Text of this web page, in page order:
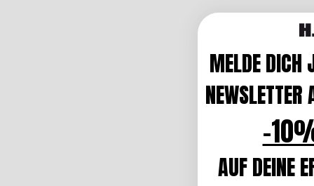
MELDE DICH
NEWSLETTER
-
AUF DEINE